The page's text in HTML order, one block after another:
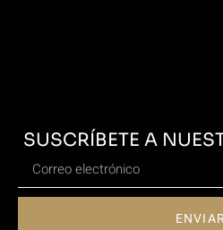
SUSCRÍBETE A